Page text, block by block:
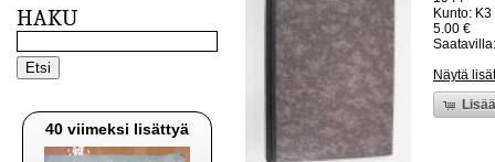
HAKU
40 viimeksi lisättyä
Kunto:
5.00 €
Näytä